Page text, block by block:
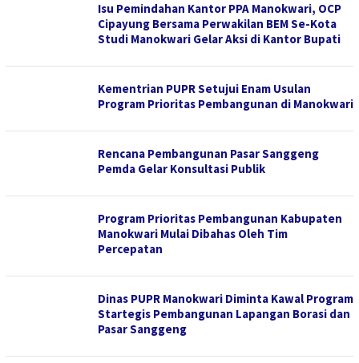
Isu Pemindahan Kantor PPA Manokwari, OCP
Cipayung Bersama Perwakilan BEM Se-Kota
Studi Manokwari Gelar Aksi di Kantor Bupati
Kementrian PUPR Setujui Enam Usulan
Program Prioritas Pembangunan di Manokwari
Rencana Pembangunan Pasar Sanggeng
Pemda Gelar Konsultasi Publik
Program Prioritas Pembangunan Kabupaten
Manokwari Mulai Dibahas Oleh Tim
Percepatan
Dinas PUPR Manokwari Diminta Kawal Program
Startegis Pembangunan Lapangan Borasi dan
Pasar Sanggeng